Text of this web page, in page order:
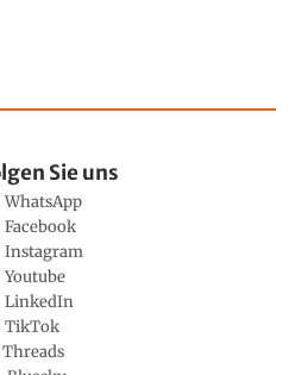
Sie uns
WhatsApp
Facebook
Instagram
Youtube
LinkedIn
TikTok
Threads